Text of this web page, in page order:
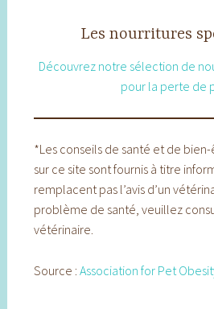
Les nourritures
Découvrez notre sélection de
pour la perte de
*Les conseils de santé et de
sur ce site sont fournis à titre
remplacent pas l’avis d’un
problème de santé, veuillez
vétérinaire.
Source : Association for Pet